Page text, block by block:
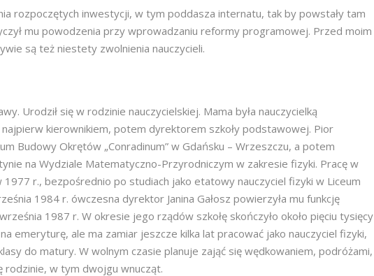
rozpoczętych inwestycji, w tym poddasza internatu, tak by powstały tam
mu powodzenia przy wprowadzaniu reformy programowej. Przed moim
są też niestety zwolnienia nauczycieli.
Urodził się w rodzinie nauczycielskiej. Mama była nauczycielką
kierownikiem, potem dyrektorem szkoły podstawowej. Pior
Budowy Okrętów „Conradinum” w Gdańsku – Wrzeszczu, a potem
na Wydziale Matematyczno-Przyrodniczym w zakresie fizyki. Pracę w
1977 r., bezpośrednio po studiach jako etatowy nauczyciel fizyki w Liceum
1984 r. ówczesna dyrektor Janina Gałosz powierzyła mu funkcję
1987 r. W okresie jego rządów szkołę skończyło około pięciu tysięcy
emeryturę, ale ma zamiar jeszcze kilka lat pracować jako nauczyciel fizyki,
do matury. W wolnym czasie planuje zająć się wędkowaniem, podróżami,
rodzinie, w tym dwojgu wnucząt.